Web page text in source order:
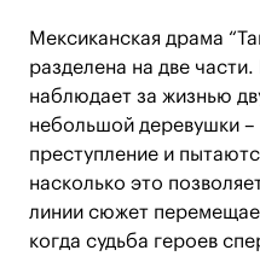
Мексиканская драма
разделена на две
наблюдает за жизнью
небольшой деревушки
преступление и
насколько это
линии сюжет
когда судьба героев